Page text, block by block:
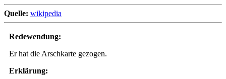
Quelle: wikipedia
Redewendung:
Er hat die Arschkarte gezogen.
Erklärung: